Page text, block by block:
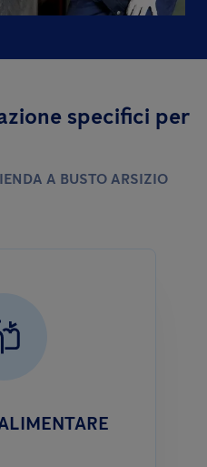
specifici per
A BUSTO ARSIZIO